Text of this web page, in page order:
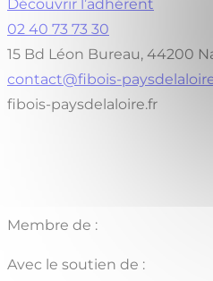
Découvrir l’adhérent
02 40 73 73 30
15 Bd Léon Bureau, 44200
contact@fibois-
fibois-paysdelaloire.fr
Membre de :
Avec le soutien de :